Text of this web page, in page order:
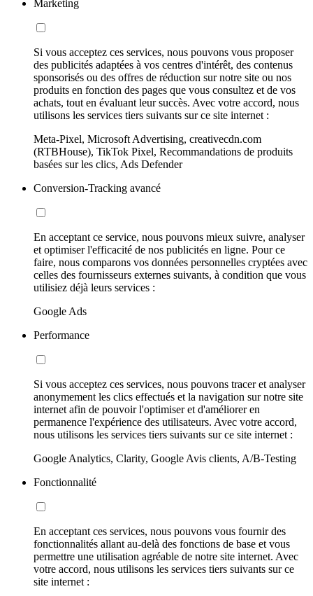
Marketing
Si vous acceptez ces services, nous pouvons vous proposer
des publicités adaptées à vos centres d'intérêt, des contenus
sponsorisés ou des offres de réduction sur notre site ou nos
produits en fonction des pages que vous consultez et de vos
achats, tout en évaluant leur succès. Avec votre accord, nous
utilisons les services tiers suivants sur ce site internet :
Meta-Pixel, Microsoft Advertising, creativecdn.com
(RTBHouse), TikTok Pixel, Recommandations de produits
basées sur les clics, Ads Defender
Conversion-Tracking avancé
En acceptant ce service, nous pouvons mieux suivre, analyser
et optimiser l'efficacité de nos publicités en ligne. Pour ce
faire, nous comparons vos données personnelles cryptées avec
celles des fournisseurs externes suivants, à condition que vous
utilisiez déjà leurs services :
Google Ads
Performance
Si vous acceptez ces services, nous pouvons tracer et analyser
anonymement les clics effectués et la navigation sur notre site
internet afin de pouvoir l'optimiser et d'améliorer en
permanence l'expérience des utilisateurs. Avec votre accord,
nous utilisons les services tiers suivants sur ce site internet :
Google Analytics, Clarity, Google Avis clients, A/B-Testing
Fonctionnalité
En acceptant ces services, nous pouvons vous fournir des
fonctionnalités allant au-delà des fonctions de base et vous
permettre une utilisation agréable de notre site internet. Avec
votre accord, nous utilisons les services tiers suivants sur ce
site internet :